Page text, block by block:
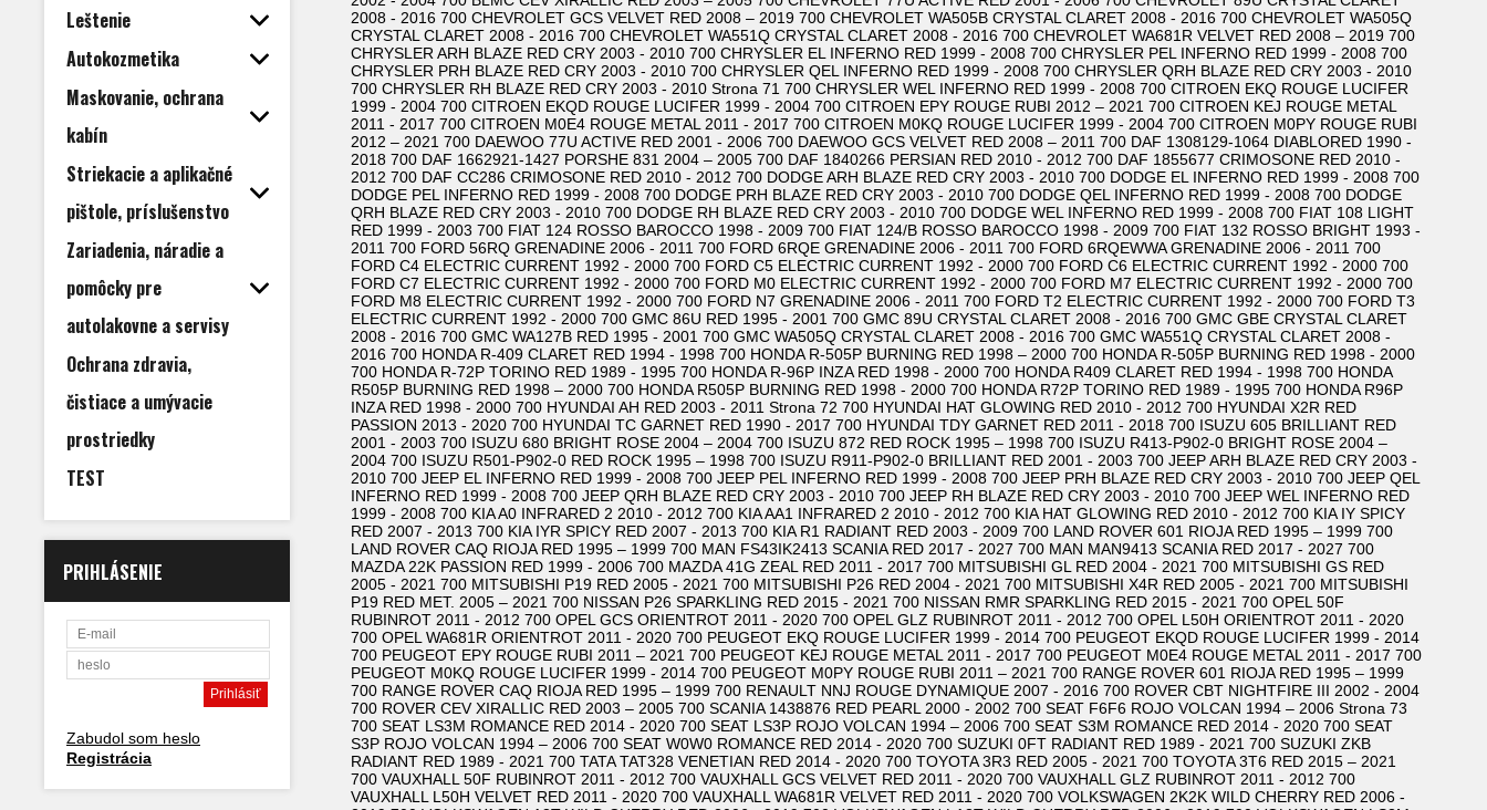
Leštenie
Autokozmetika
Maskovanie, ochrana
kabín
Striekacie a aplikačné
pištole, príslušenstvo
Zariadenia, náradie a
pomôcky pre
autolakovne a servisy
Ochrana zdravia,
čistiace a umývacie
prostriedky
TEST
PRIHLÁSENIE
Zabudol som heslo
Registrácia
2008 - 2016 700 CHEVROLET GCS VELVET RED 2008 – 2019 700 CHEVROLET WA505B CRYSTAL CLARET 2008 - 2016 700 CHEVROLET WA505Q
CRYSTAL CLARET 2008 - 2016 700 CHEVROLET WA551Q CRYSTAL CLARET 2008 - 2016 700 CHEVROLET WA681R VELVET RED 2008 – 2019 700
CHRYSLER ARH BLAZE RED CRY 2003 - 2010 700 CHRYSLER EL INFERNO RED 1999 - 2008 700 CHRYSLER PEL INFERNO RED 1999 - 2008 700
CHRYSLER PRH BLAZE RED CRY 2003 - 2010 700 CHRYSLER QEL INFERNO RED 1999 - 2008 700 CHRYSLER QRH BLAZE RED CRY 2003 - 2010
700 CHRYSLER RH BLAZE RED CRY 2003 - 2010 Strona 71 700 CHRYSLER WEL INFERNO RED 1999 - 2008 700 CITROEN EKQ ROUGE LUCIFER
1999 - 2004 700 CITROEN EKQD ROUGE LUCIFER 1999 - 2004 700 CITROEN EPY ROUGE RUBI 2012 – 2021 700 CITROEN KEJ ROUGE METAL
2011 - 2017 700 CITROEN M0E4 ROUGE METAL 2011 - 2017 700 CITROEN M0KQ ROUGE LUCIFER 1999 - 2004 700 CITROEN M0PY ROUGE RUBI
2012 – 2021 700 DAEWOO 77U ACTIVE RED 2001 - 2006 700 DAEWOO GCS VELVET RED 2008 – 2011 700 DAF 1308129-1064 DIABLORED 1990 -
2018 700 DAF 1662921-1427 PORSHE 831 2004 – 2005 700 DAF 1840266 PERSIAN RED 2010 - 2012 700 DAF 1855677 CRIMOSONE RED 2010 -
2012 700 DAF CC286 CRIMOSONE RED 2010 - 2012 700 DODGE ARH BLAZE RED CRY 2003 - 2010 700 DODGE EL INFERNO RED 1999 - 2008 700
DODGE PEL INFERNO RED 1999 - 2008 700 DODGE PRH BLAZE RED CRY 2003 - 2010 700 DODGE QEL INFERNO RED 1999 - 2008 700 DODGE
QRH BLAZE RED CRY 2003 - 2010 700 DODGE RH BLAZE RED CRY 2003 - 2010 700 DODGE WEL INFERNO RED 1999 - 2008 700 FIAT 108 LIGHT
RED 1999 - 2003 700 FIAT 124 ROSSO BAROCCO 1998 - 2009 700 FIAT 124/B ROSSO BAROCCO 1998 - 2009 700 FIAT 132 ROSSO BRIGHT 1993 -
2011 700 FORD 56RQ GRENADINE 2006 - 2011 700 FORD 6RQE GRENADINE 2006 - 2011 700 FORD 6RQEWWA GRENADINE 2006 - 2011 700
FORD C4 ELECTRIC CURRENT 1992 - 2000 700 FORD C5 ELECTRIC CURRENT 1992 - 2000 700 FORD C6 ELECTRIC CURRENT 1992 - 2000 700
FORD C7 ELECTRIC CURRENT 1992 - 2000 700 FORD M0 ELECTRIC CURRENT 1992 - 2000 700 FORD M7 ELECTRIC CURRENT 1992 - 2000 700
FORD M8 ELECTRIC CURRENT 1992 - 2000 700 FORD N7 GRENADINE 2006 - 2011 700 FORD T2 ELECTRIC CURRENT 1992 - 2000 700 FORD T3
ELECTRIC CURRENT 1992 - 2000 700 GMC 86U RED 1995 - 2001 700 GMC 89U CRYSTAL CLARET 2008 - 2016 700 GMC GBE CRYSTAL CLARET
2008 - 2016 700 GMC WA127B RED 1995 - 2001 700 GMC WA505Q CRYSTAL CLARET 2008 - 2016 700 GMC WA551Q CRYSTAL CLARET 2008 -
2016 700 HONDA R-409 CLARET RED 1994 - 1998 700 HONDA R-505P BURNING RED 1998 – 2000 700 HONDA R-505P BURNING RED 1998 - 2000
700 HONDA R-72P TORINO RED 1989 - 1995 700 HONDA R-96P INZA RED 1998 - 2000 700 HONDA R409 CLARET RED 1994 - 1998 700 HONDA
R505P BURNING RED 1998 – 2000 700 HONDA R505P BURNING RED 1998 - 2000 700 HONDA R72P TORINO RED 1989 - 1995 700 HONDA R96P
INZA RED 1998 - 2000 700 HYUNDAI AH RED 2003 - 2011 Strona 72 700 HYUNDAI HAT GLOWING RED 2010 - 2012 700 HYUNDAI X2R RED
PASSION 2013 - 2020 700 HYUNDAI TC GARNET RED 1990 - 2017 700 HYUNDAI TDY GARNET RED 2011 - 2018 700 ISUZU 605 BRILLIANT RED
2001 - 2003 700 ISUZU 680 BRIGHT ROSE 2004 – 2004 700 ISUZU 872 RED ROCK 1995 – 1998 700 ISUZU R413-P902-0 BRIGHT ROSE 2004 –
2004 700 ISUZU R501-P902-0 RED ROCK 1995 – 1998 700 ISUZU R911-P902-0 BRILLIANT RED 2001 - 2003 700 JEEP ARH BLAZE RED CRY 2003 -
2010 700 JEEP EL INFERNO RED 1999 - 2008 700 JEEP PEL INFERNO RED 1999 - 2008 700 JEEP PRH BLAZE RED CRY 2003 - 2010 700 JEEP QEL
INFERNO RED 1999 - 2008 700 JEEP QRH BLAZE RED CRY 2003 - 2010 700 JEEP RH BLAZE RED CRY 2003 - 2010 700 JEEP WEL INFERNO RED
1999 - 2008 700 KIA A0 INFRARED 2 2010 - 2012 700 KIA AA1 INFRARED 2 2010 - 2012 700 KIA HAT GLOWING RED 2010 - 2012 700 KIA IY SPICY
RED 2007 - 2013 700 KIA IYR SPICY RED 2007 - 2013 700 KIA R1 RADIANT RED 2003 - 2009 700 LAND ROVER 601 RIOJA RED 1995 – 1999 700
LAND ROVER CAQ RIOJA RED 1995 – 1999 700 MAN FS43IK2413 SCANIA RED 2017 - 2027 700 MAN MAN9413 SCANIA RED 2017 - 2027 700
MAZDA 22K PASSION RED 1999 - 2006 700 MAZDA 41G ZEAL RED 2011 - 2017 700 MITSUBISHI GL RED 2004 - 2021 700 MITSUBISHI GS RED
2005 - 2021 700 MITSUBISHI P19 RED 2005 - 2021 700 MITSUBISHI P26 RED 2004 - 2021 700 MITSUBISHI X4R RED 2005 - 2021 700 MITSUBISHI
P19 RED MET. 2005 – 2021 700 NISSAN P26 SPARKLING RED 2015 - 2021 700 NISSAN RMR SPARKLING RED 2015 - 2021 700 OPEL 50F
RUBINROT 2011 - 2012 700 OPEL GCS ORIENTROT 2011 - 2020 700 OPEL GLZ RUBINROT 2011 - 2012 700 OPEL L50H ORIENTROT 2011 - 2020
700 OPEL WA681R ORIENTROT 2011 - 2020 700 PEUGEOT EKQ ROUGE LUCIFER 1999 - 2014 700 PEUGEOT EKQD ROUGE LUCIFER 1999 - 2014
700 PEUGEOT EPY ROUGE RUBI 2011 – 2021 700 PEUGEOT KEJ ROUGE METAL 2011 - 2017 700 PEUGEOT M0E4 ROUGE METAL 2011 - 2017 700
PEUGEOT M0KQ ROUGE LUCIFER 1999 - 2014 700 PEUGEOT M0PY ROUGE RUBI 2011 – 2021 700 RANGE ROVER 601 RIOJA RED 1995 – 1999
700 RANGE ROVER CAQ RIOJA RED 1995 – 1999 700 RENAULT NNJ ROUGE DYNAMIQUE 2007 - 2016 700 ROVER CBT NIGHTFIRE III 2002 - 2004
700 ROVER CEV XIRALLIC RED 2003 – 2005 700 SCANIA 1438876 RED PEARL 2000 - 2002 700 SEAT F6F6 ROJO VOLCAN 1994 – 2006 Strona 73
700 SEAT LS3M ROMANCE RED 2014 - 2020 700 SEAT LS3P ROJO VOLCAN 1994 – 2006 700 SEAT S3M ROMANCE RED 2014 - 2020 700 SEAT
S3P ROJO VOLCAN 1994 – 2006 700 SEAT W0W0 ROMANCE RED 2014 - 2020 700 SUZUKI 0FT RADIANT RED 1989 - 2021 700 SUZUKI ZKB
RADIANT RED 1989 - 2021 700 TATA TAT328 VENETIAN RED 2014 - 2020 700 TOYOTA 3R3 RED 2005 - 2021 700 TOYOTA 3T6 RED 2015 – 2021
700 VAUXHALL 50F RUBINROT 2011 - 2012 700 VAUXHALL GCS VELVET RED 2011 - 2020 700 VAUXHALL GLZ RUBINROT 2011 - 2012 700
VAUXHALL L50H VELVET RED 2011 - 2020 700 VAUXHALL WA681R VELVET RED 2011 - 2020 700 VOLKSWAGEN 2K2K WILD CHERRY RED 2006 -